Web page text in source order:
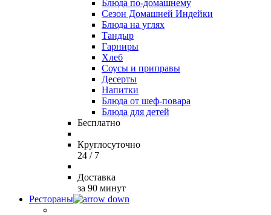
Блюда по-домашнему
Сезон Домашней Индейки
Блюда на углях
Тандыр
Гарниры
Хлеб
Соусы и приправы
Десерты
Напитки
Блюда от шеф-повара
Блюда для детей
Бесплатно
Круглосуточно
24 / 7
Доставка
за 90 минут
Рестораны